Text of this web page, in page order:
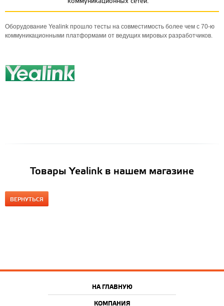
Оборудование Yealink прошло тесты на совместимость более чем с 70-ю
коммуникационными платформами от ведущих мировых разработчиков.
Товары Yealink в нашем магазине
ВЕРНУТЬСЯ
НА ГЛАВНУЮ
КОМПАНИЯ